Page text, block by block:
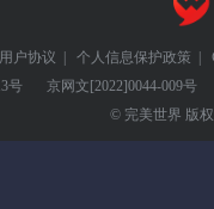
用户协议 | 个人信息保护政策 |
号
京网文[2022]0044-009号
© 完美世界 版权